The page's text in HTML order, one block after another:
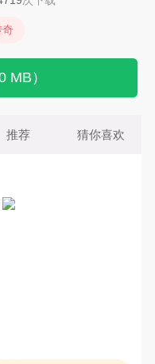
奇
MB）
推荐 猜你喜欢